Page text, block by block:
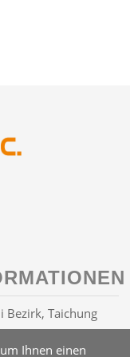
Ihnen einen
Bezirk, Taichung